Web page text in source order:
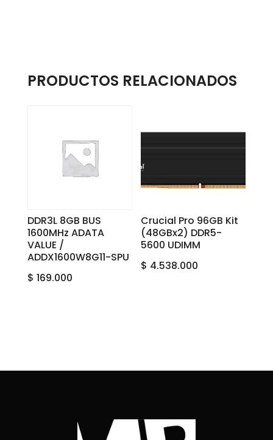
PRODUCTOS RELACIONADOS
DDR3L 8GB BUS
1600MHz ADATA
VALUE /
ADDX1600W8G11-SPU
$ 169.000
Crucial Pro 96GB Kit
(48GBx2) DDR5-
5600 UDIMM
$ 4.538.000